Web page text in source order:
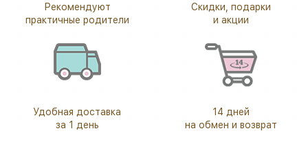
Рекомендуют
практичные родители
Скидки, подарки
и акции
Удобная доставка
за 1 день
14 дней
на обмен и возврат